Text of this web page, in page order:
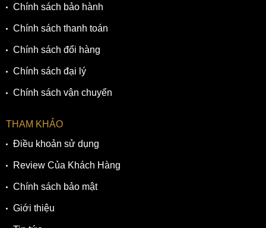
Chính sách bảo hành
Chính sách thanh toán
Chính sách đổi hàng
Chính sách đại lý
Chính sách vận chuyển
THAM KHẢO
Điều khoản sử dụng
Review Của Khách Hàng
Chính sách bảo mật
Giới thiệu